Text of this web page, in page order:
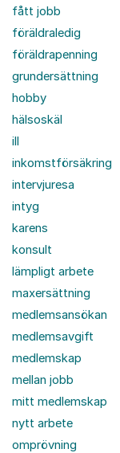
fått jobb
föräldraledig
föräldrapenning
grundersättning
hobby
hälsoskäl
ill
inkomstförsäkring
intervjuresa
intyg
karens
konsult
lämpligt arbete
maxersättning
medlemsansökan
medlemsavgift
medlemskap
mellan jobb
mitt medlemskap
nytt arbete
omprövning